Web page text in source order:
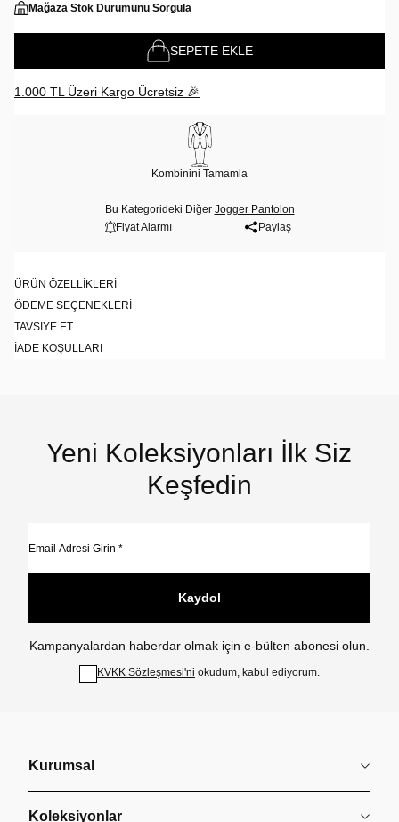
Mağaza Stok Durumunu Sorgula
SEPETE EKLE
1.000 TL Üzeri Kargo Ücretsiz 🎉
Kombinini Tamamla
Bu Kategorideki Diğer Jogger Pantolon
Fiyat Alarmı
Paylaş
ÜRÜN ÖZELLIKLERI
ÖDEME SEÇENEKLERI
TAVSIYE ET
İADE KOŞULLARI
Yeni Koleksiyonları İlk Siz
Keşfedin
Kaydol
Kampanyalardan haberdar olmak için e-bülten abonesi olun.
KVKK Sözleşmesi'ni okudum, kabul ediyorum.
Kurumsal
Koleksiyonlar